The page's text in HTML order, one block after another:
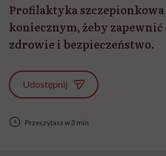
Profilaktyka
koniecznym, żeby
zdrowie i bezpieczeństwo.
Udostępnij
Przeczytasz w 3 min